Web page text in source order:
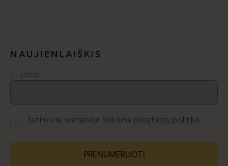
NAUJIENLAIŠKIS
El. paštas
Sutinku su svetainėje taikoma privatumo politika.
PRENUMERUOTI